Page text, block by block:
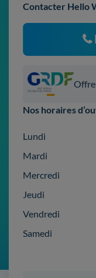
Contacter Hello
Nos horaires
Lundi
Mardi
Mercredi
Jeudi
Vendredi
Samedi